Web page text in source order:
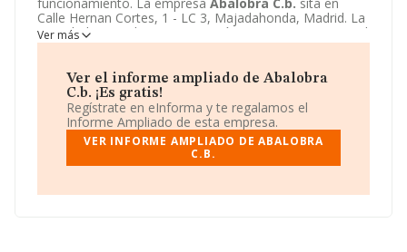
Calle Hernan Cortes, 1 - LC 3, Majadahonda, Madrid. La
actividad CNAE de esta compañía es 4771 - Comercio al
por menor de prendas de vestir. La empreaAbalobra
Ver más
Ver el informe ampliado de Abalobra
C.b. ¡Es gratis!
Regístrate en eInforma y te regalamos el
Informe Ampliado de esta empresa.
VER INFORME AMPLIADO DE ABALOBRA
C.B.